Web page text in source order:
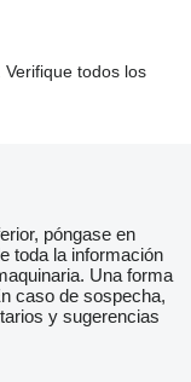
PORT AND CITY
todos los
póngase en
toda la información
Una forma
caso de sospecha,
y sugerencias